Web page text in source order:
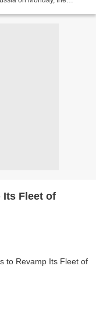
Its Fleet of